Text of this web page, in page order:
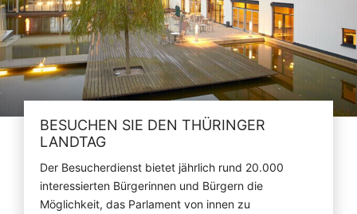
BESUCHEN SIE DEN THÜRINGER
LANDTAG
Der Besucherdienst bietet jährlich rund 20.000
interessierten Bürgerinnen und Bürgern die
Möglichkeit, das Parlament von innen zu